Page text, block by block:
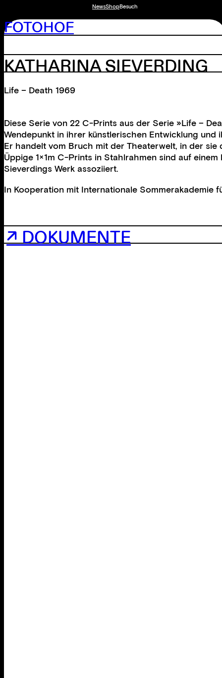
NewsShopBesuch
FOTOHOF
KATHARINA SIEVERDING
Life – Death 1969
Diese Serie von 22 C-Prints aus der Serie »Life –
Wendepunkt in ihrer künstlerischen Entwicklung und
Er handelt vom Bruch mit der Theaterwelt, in der sie
Üppige 1×1m C-Prints in Stahlrahmen sind auf
Sieverdings Werk assoziiert.
In Kooperation mit Internationale Sommerakademie
↗ DOKUMENTE